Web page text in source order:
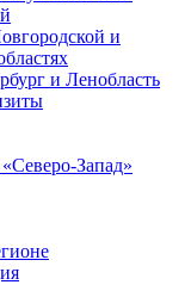
и
и Ленобласть
Запад»